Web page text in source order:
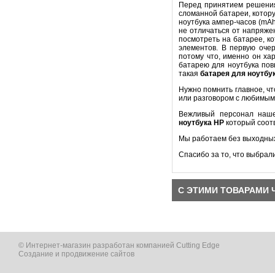
Перед принятием
сломанной батареи,
ноутбука ампер-часов
не отличаться от
посмотреть на батарее,
элементов. В первую
потому что, именно он
батарею для ноутбука
такая батарея для
Нужно помнить главное,
или разговором с
Вежливый персонал
ноутбука HP который
Мы работаем без
Спасибо за то, что
С ЭТИМИ ТОВАРАМИ
© Интернет-магазин разработан компанией Cutting Edge
Создание и продвижение сайтов